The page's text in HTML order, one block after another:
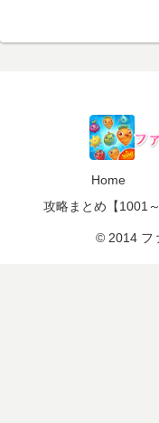
Home
攻略まとめ【1001～
© 2014 フ